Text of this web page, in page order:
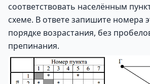
соответствовать населённым
схеме. В ответе запишите номера
порядке возрастания, без
препинания.